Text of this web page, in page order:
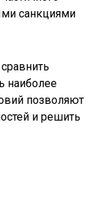
санкциями
наиболее
позволяют
и решить